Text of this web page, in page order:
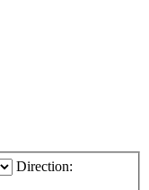
Direction: